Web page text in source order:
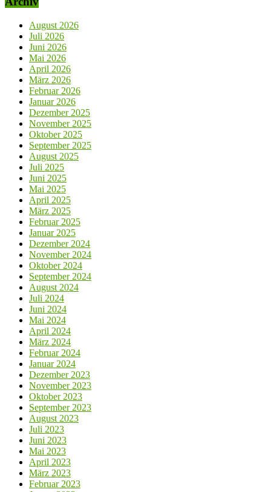
August 2026
Juli 2026
Juni 2026
Mai 2026
April 2026
März 2026
Februar 2026
Januar 2026
Dezember 2025
November 2025
Oktober 2025
September 2025
August 2025
Juli 2025
Juni 2025
Mai 2025
April 2025
März 2025
Februar 2025
Januar 2025
Dezember 2024
November 2024
Oktober 2024
September 2024
August 2024
Juli 2024
Juni 2024
Mai 2024
April 2024
März 2024
Februar 2024
Januar 2024
Dezember 2023
November 2023
Oktober 2023
September 2023
August 2023
Juli 2023
Juni 2023
Mai 2023
April 2023
März 2023
Februar 2023